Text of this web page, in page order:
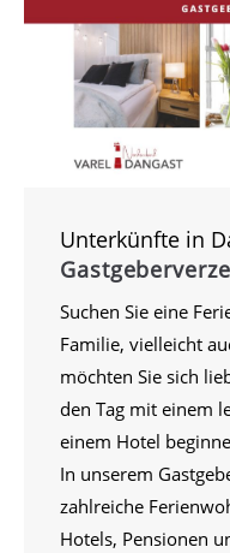
Unterkünfte in
Suchen Sie eine
Familie, vielleicht
möchten Sie sich
den Tag mit einem
einem Hotel
In unserem
zahlreiche
Hotels, Pensionen